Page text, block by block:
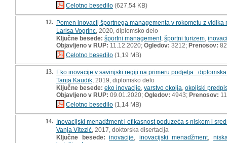
Celotno besedilo (627,54 KB)
12. Pomen inovacij športnega managementa v rokometu z vidika
Larisa Vogrinc , 2020, diplomsko delo
Ključne besede: športni management, športni turizem
Objavljeno v RUP: 11.12.2020; Ogledov: 3212; Prenosov: 82
Celotno besedilo (1,19 MB)
13. Eko inovacije v savinjski regiji na primeru podjetja :
Tanja Kaudik , 2019, diplomsko delo
Ključne besede: eko inovacije varstvo okolja okoljski
Objavljeno v RUP: 09.01.2020; Ogledov: 4943; Prenosov:
Celotno besedilo (1,14 MB)
14. Inovacijski menadžment i efikasnost poduzeća s niskom i
Vanja Vitezić , 2017, doktorska disertacija
Ključne besede: inovacije inovacijski menadžment,